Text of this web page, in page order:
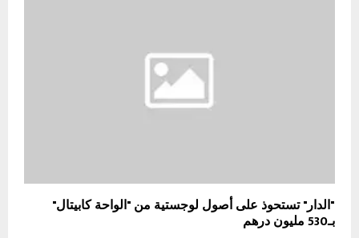
"الدار" تستحوذ على أصول لوجستية من "الواحة كابيتال"
بـ530 مليون درهم